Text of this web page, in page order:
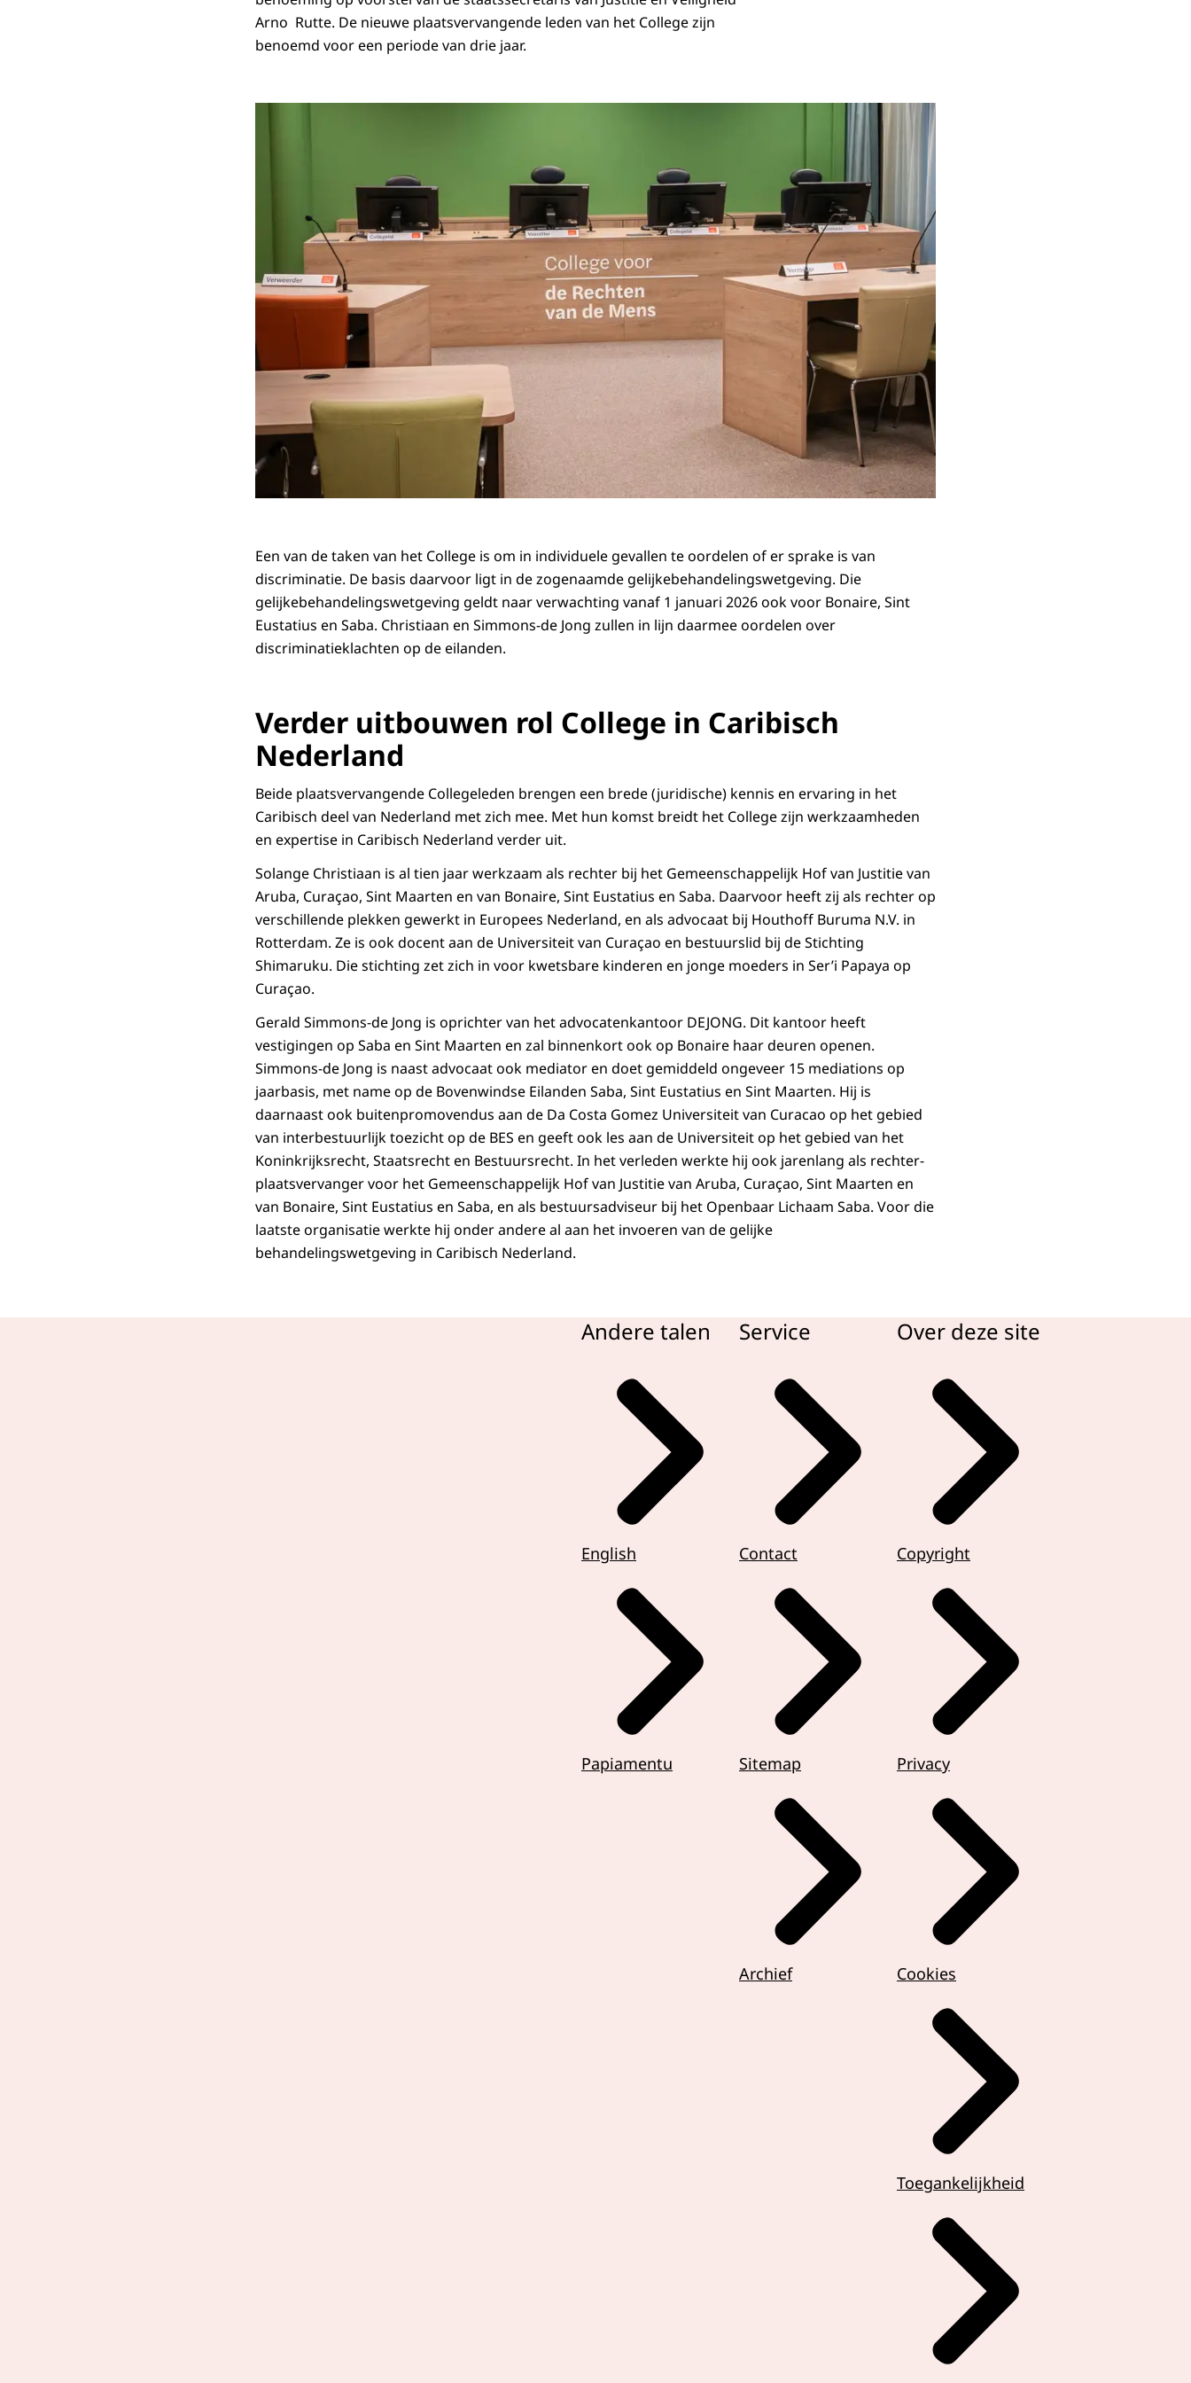
Arno Rutte. De nieuwe plaatsvervangende leden van het College zijn
benoemd voor een periode van drie jaar.
Een van de taken van het College is om in individuele gevallen te oordelen of er sprake is van
discriminatie. De basis daarvoor ligt in de zogenaamde gelijkebehandelingswetgeving. Die
gelijkebehandelingswetgeving geldt naar verwachting vanaf 1 januari 2026 ook voor Bonaire, Sint
Eustatius en Saba. Christiaan en Simmons-de Jong zullen in lijn daarmee oordelen over
discriminatieklachten op de eilanden.
Verder uitbouwen rol College in Caribisch
Nederland
Beide plaatsvervangende Collegeleden brengen een brede (juridische) kennis en ervaring in het
Caribisch deel van Nederland met zich mee. Met hun komst breidt het College zijn werkzaamheden
en expertise in Caribisch Nederland verder uit.
Solange Christiaan is al tien jaar werkzaam als rechter bij het Gemeenschappelijk Hof van Justitie van
Aruba, Curaçao, Sint Maarten en van Bonaire, Sint Eustatius en Saba. Daarvoor heeft zij als rechter op
verschillende plekken gewerkt in Europees Nederland, en als advocaat bij Houthoff Buruma N.V. in
Rotterdam. Ze is ook docent aan de Universiteit van Curaçao en bestuurslid bij de Stichting
Shimaruku. Die stichting zet zich in voor kwetsbare kinderen en jonge moeders in Ser’i Papaya op
Curaçao.
Gerald Simmons-de Jong is oprichter van het advocatenkantoor DEJONG. Dit kantoor heeft
vestigingen op Saba en Sint Maarten en zal binnenkort ook op Bonaire haar deuren openen.
Simmons-de Jong is naast advocaat ook mediator en doet gemiddeld ongeveer 15 mediations op
jaarbasis, met name op de Bovenwindse Eilanden Saba, Sint Eustatius en Sint Maarten. Hij is
daarnaast ook buitenpromovendus aan de Da Costa Gomez Universiteit van Curacao op het gebied
van interbestuurlijk toezicht op de BES en geeft ook les aan de Universiteit op het gebied van het
Koninkrijksrecht, Staatsrecht en Bestuursrecht. In het verleden werkte hij ook jarenlang als rechter-
plaatsvervanger voor het Gemeenschappelijk Hof van Justitie van Aruba, Curaçao, Sint Maarten en
van Bonaire, Sint Eustatius en Saba, en als bestuursadviseur bij het Openbaar Lichaam Saba. Voor die
laatste organisatie werkte hij onder andere al aan het invoeren van de gelijke
behandelingswetgeving in Caribisch Nederland.
Andere talen
English
Papiamentu
Service
Contact
Sitemap
Archief
Over deze site
Copyright
Privacy
Cookies
Toegankelijkheid